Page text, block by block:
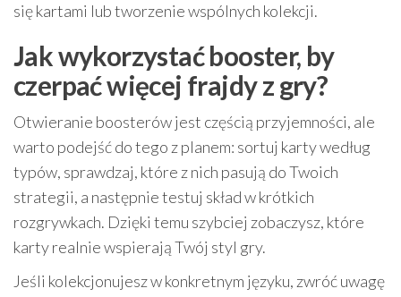
się kartami lub tworzenie wspólnych kolekcji.
Jak wykorzystać booster, by
czerpać więcej frajdy z gry?
Otwieranie boosterów jest częścią przyjemności, ale
warto podejść do tego z planem: sortuj karty według
typów, sprawdzaj, które z nich pasują do Twoich
strategii, a następnie testuj skład w krótkich
rozgrywkach. Dzięki temu szybciej zobaczysz, które
karty realnie wspierają Twój styl gry.
Jeśli kolekcjonujesz w konkretnym języku, zwróć uwagę